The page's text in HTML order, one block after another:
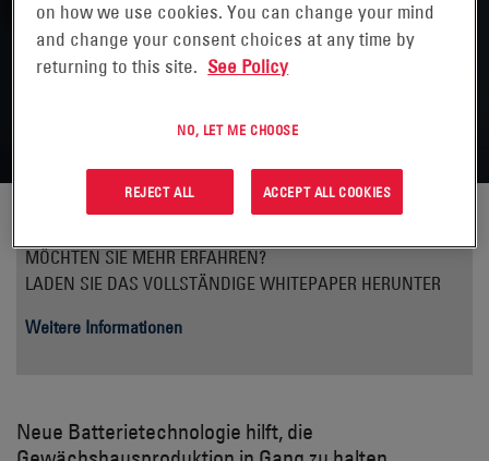
LANDWIRTSCHAFT
GEWÄCHSHAUSPRODUKTION-
Neue Batterietechnologie hilft, die
MÖCHTEN SIE MEHR ERFAHREN?
LADEN SIE DAS VOLLSTÄNDIGE WHITEPAPER HERUNTER
Weitere Informationen
on how we use cookies. You can change your mind
and change your consent choices at any time by
returning to this site. See Policy
NO, LET ME CHOOSE
REJECT ALL ACCEPT ALL COOKIES